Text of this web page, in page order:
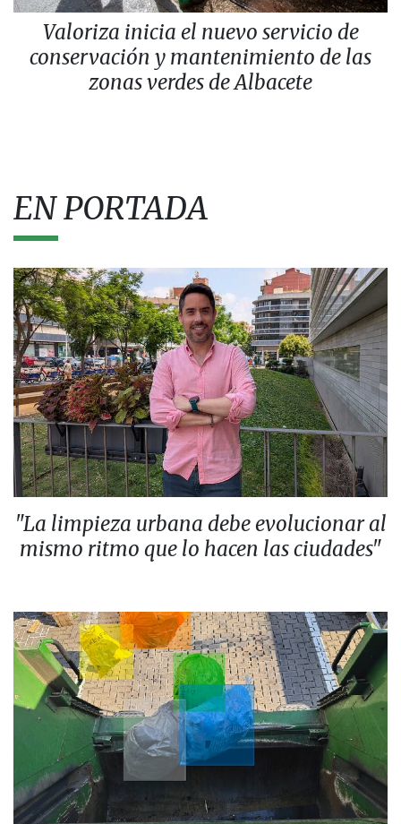
Valoriza inicia el nuevo servicio de
conservación y mantenimiento de las
zonas verdes de Albacete
EN PORTADA
"La limpieza urbana debe evolucionar al
mismo ritmo que lo hacen las ciudades"